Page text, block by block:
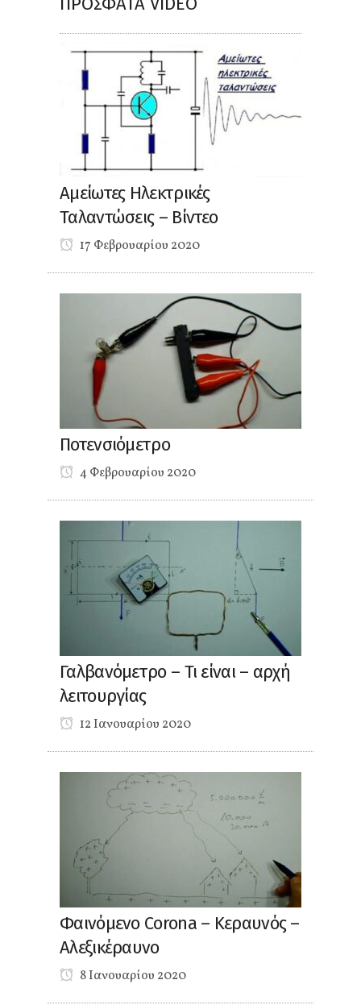
Αμείωτες Ηλεκτρικές
Ταλαντώσεις – Βίντεο
17 Φεβρουαρίου 2020
Ποτενσιόμετρο
4 Φεβρουαρίου 2020
Γαλβανόμετρο – Τι είναι – αρχή
λειτουργίας
12 Ιανουαρίου 2020
Φαινόμενο Corona – Κεραυνός –
Αλεξικέραυνο
8 Ιανουαρίου 2020